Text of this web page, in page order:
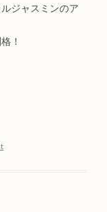
ジャスミンのア
！